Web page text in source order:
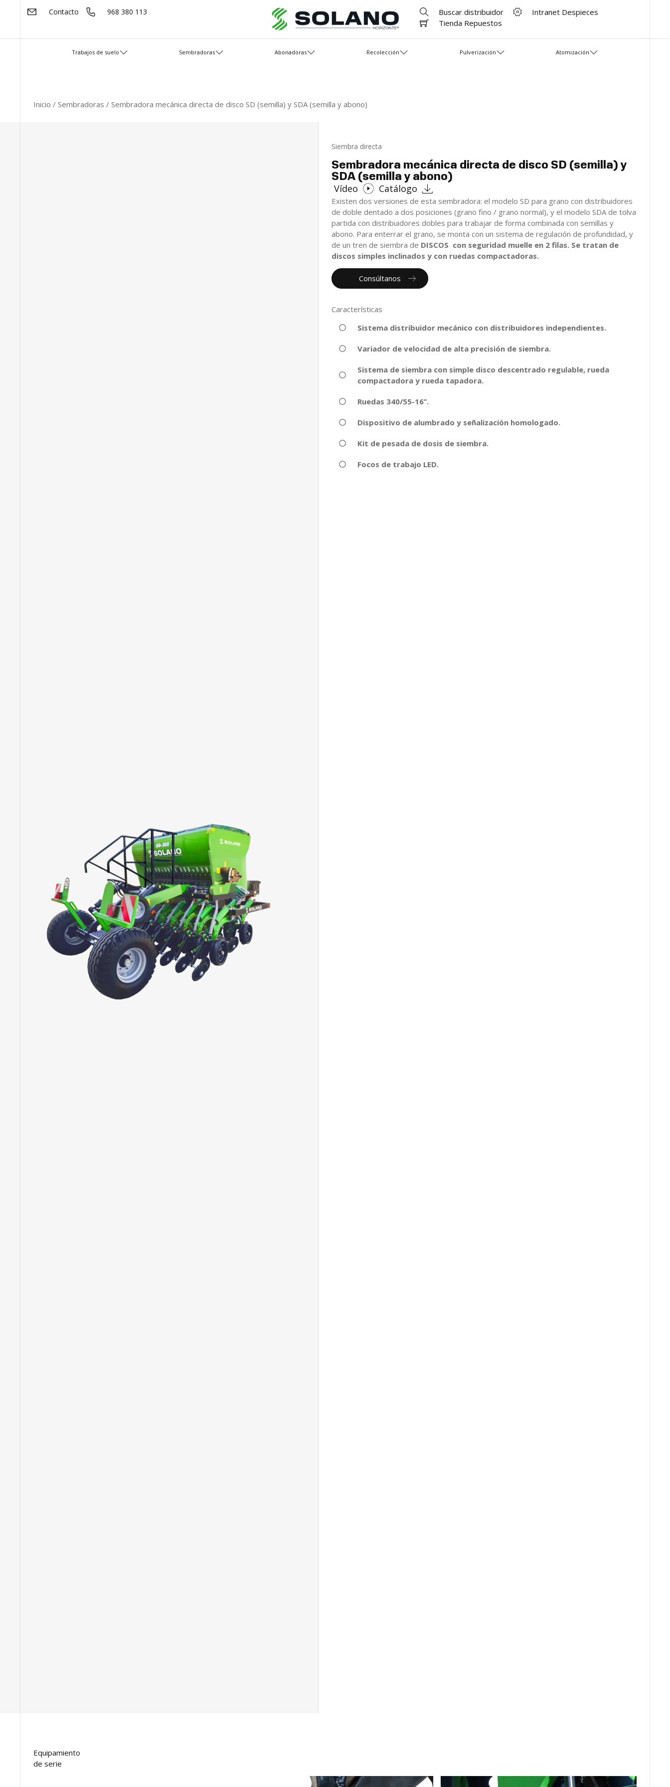
Contacto 968 380 113 Buscar distribuidor
Intranet Despieces
Tienda Repuestos
Trabajos de suelo Sembradoras Abonadoras Recolección Pulverización Atomización
Inicio /Sembradoras /Sembradora mecánica directa de disco SD (semilla) y SDA (semilla y abono)
Siembra directa
Sembradora mecánica directa de disco SD (semilla) y
SDA (semilla y abono)
Vídeo Catálogo
Existen dos versiones de esta sembradora: el modelo SD para grano con distribuidores
de doble dentado a dos posiciones (grano fino / grano normal), y el modelo SDA de tolva
partida con distribuidores dobles para trabajar de forma combinada con semillas y
abono. Para enterrar el grano, se monta con un sistema de regulación de profundidad, y
de un tren de siembra de DISCOS con seguridad muelle en 2 filas. Se tratan de
discos simples inclinados y con ruedas compactadoras.
Consúltanos
Características
Sistema distribuidor mecánico con distribuidores independientes.
Variador de velocidad de alta precisión de siembra.
Sistema de siembra con simple disco descentrado regulable, rueda
compactadora y rueda tapadora.
Ruedas 340/55-16’’.
Dispositivo de alumbrado y señalización homologado.
Kit de pesada de dosis de siembra.
Focos de trabajo LED.
Equipamiento
de serie